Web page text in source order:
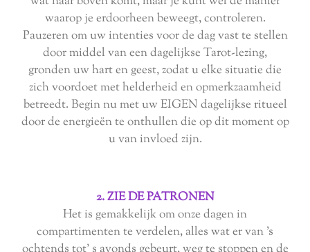
waarop je erdoorheen beweegt, controleren.
Pauzeren om uw intenties voor de dag vast te stellen
door middel van een dagelijkse Tarot-lezing,
gronden uw hart en geest, zodat u elke situatie die
zich voordoet met helderheid en opmerkzaamheid
betreedt. Begin nu met uw EIGEN dagelijkse ritueel
door de energieën te onthullen die op dit moment op
u van invloed zijn.
2. ZIE DE PATRONEN
Het is gemakkelijk om onze dagen in
compartimenten te verdelen, alles wat er van 's